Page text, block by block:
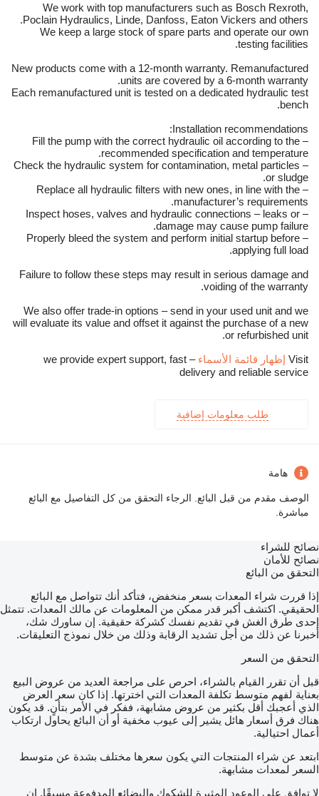
We work with top manufacturers such as Bosch Rexroth,
Poclain Hydraulics, Linde, Danfoss, Eaton Vickers and others.
We keep a large stock of spare parts and operate our own
testing facilities.
New products come with a 12-month warranty. Remanufactured
units are covered by a 6-month warranty.
Each remanufactured unit is tested on a dedicated hydraulic test
bench.
Installation recommendations:
– Fill the pump with the correct hydraulic oil according to the
recommended specification and temperature.
– Check the hydraulic system for contamination, metal particles
or sludge.
– Replace all hydraulic filters with new ones, in line with the
manufacturer’s requirements.
– Inspect hoses, valves and hydraulic connections – leaks or
damage may cause pump failure.
– Properly bleed the system and perform initial startup before
applying full load.
Failure to follow these steps may result in serious damage and
voiding of the warranty.
We also offer trade-in options – send in your used unit and we
will evaluate its value and offset it against the purchase of a new
or refurbished unit.
Visit إظهار قائمة الأسماء
– we provide expert support, fast
delivery and reliable service
طلب معلومات إضافية
هامة
الوصف مقدم من قبل البائع. الرجاء التحقق من كل التفاصيل مع البائع
مباشرة.
نصائح للشراء
نصائح للأمان
التحقق من البائع
إذا قررت شراء المعدات بسعر منخفض، فتأكد أنك تتواصل مع البائع
الحقيقي. اكتشف أكبر قدر ممكن من المعلومات عن مالك المعدات. تتمثل
إحدى طرق الغش في تقديم نفسك كشركة حقيقية. إن ساورك شك،
أخبرنا عن ذلك من أجل تشديد الرقابة وذلك من خلال نموذج التعليقات.
التحقق من السعر
قبل أن تقرر القيام بالشراء، احرص على مراجعة العديد من عروض البيع
بعناية لفهم متوسط تكلفة المعدات التي اخترتها. إذا كان سعر العرض
الذي أعجبك أقل بكثير من عروض مشابهة، ففكر في الأمر بتأنٍ. قد يكون
هناك فرق أسعار هائل يشير إلى عيوب مخفية أو أن البائع يحاول ارتكاب
أعمال احتيالية.
ابتعد عن شراء المنتجات التي يكون سعرها مختلف بشدة عن متوسط
السعر لمعدات مشابهة.
لا توافق على الوعود المثيرة للشكوك والبضائع المدفوعة مسبقًا. إن